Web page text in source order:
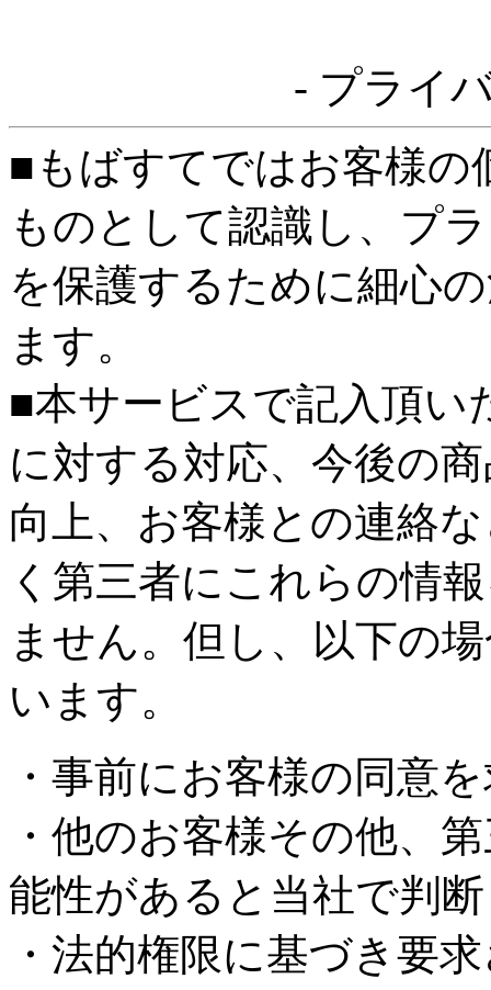
- プライ
■もばすてではお客様の
ものとして認識し、プ
を保護するために細心
ます。
■本サービスで記入頂い
に対する対応、今後の
向上、お客様との連絡
く第三者にこれらの情
ません。但し、以下の
います。
・事前にお客様の同意
・他のお客様その他、
能性があると当社で判
・法的権限に基づき要